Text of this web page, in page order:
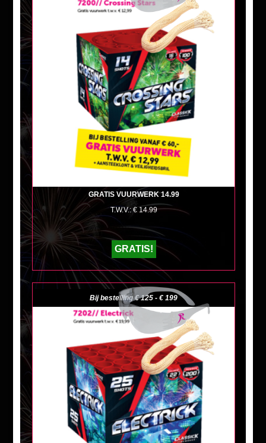
GRATIS VUURWERK 14.99
T.W.V.: € 14.99
GRATIS!
Bij bestelling € 125 - € 199